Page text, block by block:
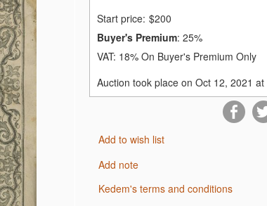
Start price: $200
Buyer's Premium: 25%
VAT: 18% On Buyer's Premium Only
Auction took place on Oct 12, 2021 at
Add to wish list
Add note
Kedem's terms and conditions